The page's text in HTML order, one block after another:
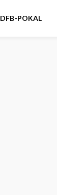
DFB-POKAL